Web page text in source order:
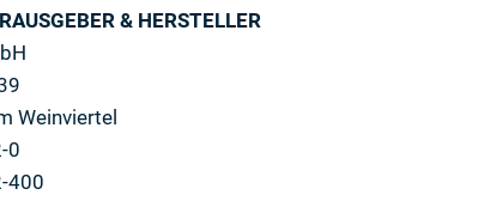
& HERSTELLER
Weinviertel
0
400